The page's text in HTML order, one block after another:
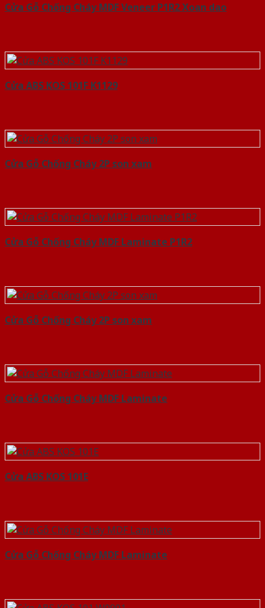
Cửa Gỗ Chống Cháy MDF Veneer P1R2 Xoan dao
Cửa ABS KOS 101F K1129
Cửa Gỗ Chống Cháy 2P son xam
Cửa Gỗ Chống Cháy MDF Laminate P1R2
Cửa Gỗ Chống Cháy 2P son xam
Cửa Gỗ Chống Cháy MDF Laminate
Cửa ABS KOS 101E
Cửa Gỗ Chống Cháy MDF Laminate